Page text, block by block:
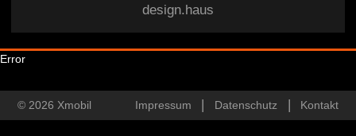
design.haus
Error
© 2026 Xmobil Impressum Datenschutz Kontakt